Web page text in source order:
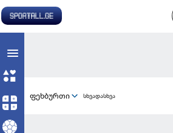
ფეხბურთი სხვადასხვა